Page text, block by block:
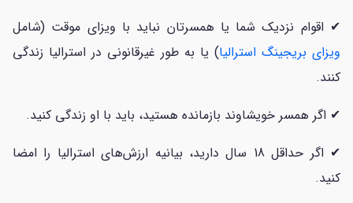
✔ اقوام نزدیک شما یا همسرتان نباید با ویزای موقت (شامل
ویزای بریجینگ استرالیا) یا به طور غیرقانونی در استرالیا زندگی
کنند.
✔ اگر همسر خویشاوند بازمانده هستید، باید با او زندگی کنید.
✔ اگر حداقل 18 سال دارید، بیانیه ارزش‌های استرالیا را امضا
کنید.